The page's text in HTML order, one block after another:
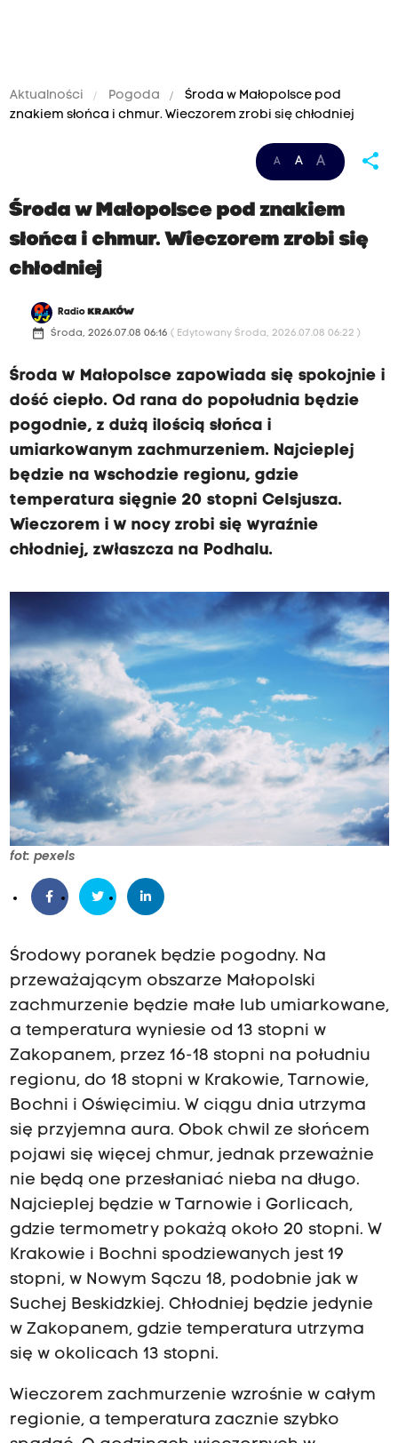
Aktualności Pogoda
Środa w Małopolsce pod
znakiem słońca i chmur. Wieczorem zrobi się chłodniej
A A A share
Środa w Małopolsce pod znakiem
słońca i chmur. Wieczorem zrobi się
chłodniej
Radio KRAKÓW
date_range Środa, 2026.07.08 06:16 ( Edytowany Środa, 2026.07.08 06:22 )
Środa w Małopolsce zapowiada się spokojnie i
dość ciepło. Od rana do popołudnia będzie
pogodnie, z dużą ilością słońca i
umiarkowanym zachmurzeniem. Najcieplej
będzie na wschodzie regionu, gdzie
temperatura sięgnie 20 stopni Celsjusza.
Wieczorem i w nocy zrobi się wyraźnie
chłodniej, zwłaszcza na Podhalu.
fot: pexels
Środowy poranek będzie pogodny. Na
przeważającym obszarze Małopolski
zachmurzenie będzie małe lub umiarkowane,
a temperatura wyniesie od 13 stopni w
Zakopanem, przez 16-18 stopni na południu
regionu, do 18 stopni w Krakowie, Tarnowie,
Bochni i Oświęcimiu. W ciągu dnia utrzyma
się przyjemna aura. Obok chwil ze słońcem
pojawi się więcej chmur, jednak przeważnie
nie będą one przesłaniać nieba na długo.
Najcieplej będzie w Tarnowie i Gorlicach,
gdzie termometry pokażą około 20 stopni. W
Krakowie i Bochni spodziewanych jest 19
stopni, w Nowym Sączu 18, podobnie jak w
Suchej Beskidzkiej. Chłodniej będzie jedynie
w Zakopanem, gdzie temperatura utrzyma
się w okolicach 13 stopni.
Wieczorem zachmurzenie wzrośnie w całym
regionie, a temperatura zacznie szybko